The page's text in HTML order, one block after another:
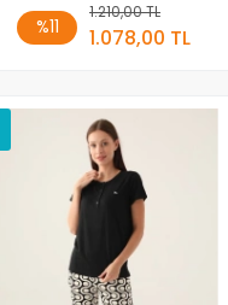
%11
1.210,00 TL
1.078,00 TL
Sepete Ekle